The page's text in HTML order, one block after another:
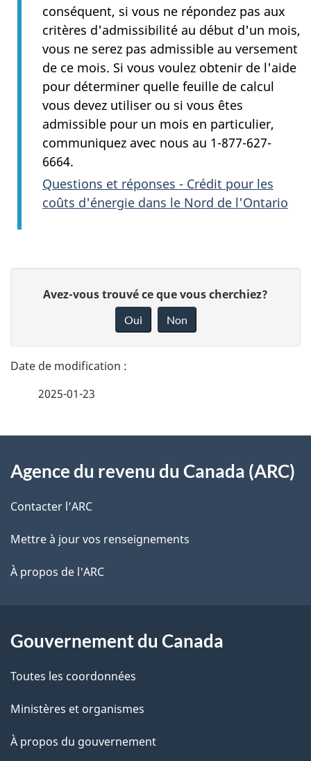
conséquent, si vous ne répondez pas aux
critères d'admissibilité au début d'un mois,
vous ne serez pas admissible au versement
de ce mois. Si vous voulez obtenir de l'aide
pour déterminer quelle feuille de calcul
vous devez utiliser ou si vous êtes
admissible pour un mois en particulier,
communiquez avec nous au 1-877-627-
6664.
Questions et réponses - Crédit pour les
coûts d'énergie dans le Nord de l'Ontario
t
a
l
s
l
a
a
g
e
n
o
t
r
e
é
t
a
t
i
n
Avez-vous trouvé ce que vous cherchiez?
Oui Non
2025-01-23
propos
de
ce
site
Agence du revenu du Canada (ARC)
Contacter l’ARC
Mettre à jour vos renseignements
À propos de l'ARC
Gouvernement du Canada
Toutes les coordonnées
Ministères et organismes
À propos du gouvernement